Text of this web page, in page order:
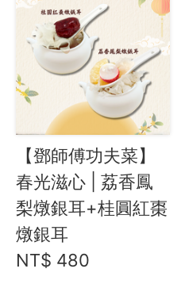
最新飯團
Blog
會員服務
愛飯團FB粉絲團
YouTube
Instagram
【鄧師傅功夫菜】
春光滋心 | 荔香鳳
梨燉銀耳+桂圓紅棗
燉銀耳
NT$ 480